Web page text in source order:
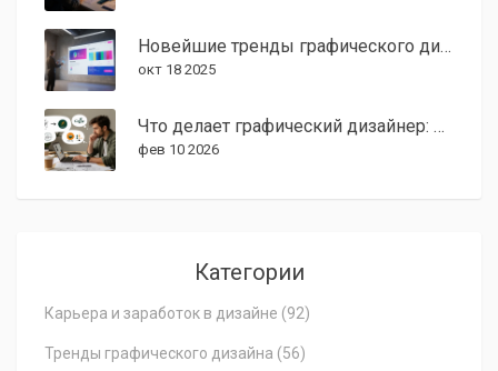
Новейшие тренды графического дизайна 2025: что стоит знать
окт 18 2025
Что делает графический дизайнер: реальные задачи и ежедневная работа
фев 10 2026
Категории
Карьера и заработок в дизайне (92)
Тренды графического дизайна (56)